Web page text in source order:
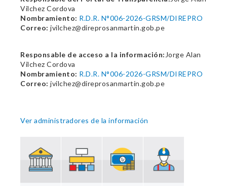
Vilchez Cordova
Nombramiento: R.D.R. N°006-2026-GRSM/DIREPRO
Correo: jvilchez@direprosanmartin.gob.pe
Responsable de acceso a la información: Jorge Alan
Vilchez Cordova
Nombramiento: R.D.R. N°006-2026-GRSM/DIREPRO
Correo: jvilchez@direprosanmartin.gob.pe
Ver administradores de la información